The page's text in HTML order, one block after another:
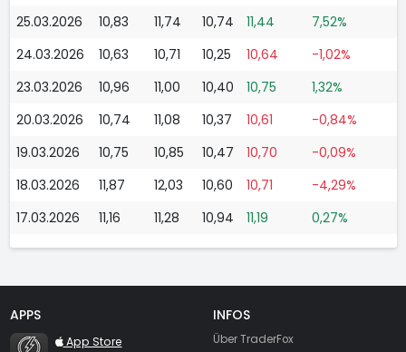
25.03.2026
10,83 11,74 10,74 11,44
7,52%
24.03.2026
10,63 10,71 10,25 10,64
-1,02%
23.03.2026
10,96 11,00 10,40 10,75
1,32%
20.03.2026
10,74 11,08 10,37 10,61
-0,84%
19.03.2026
10,75 10,85 10,47 10,70
-0,09%
18.03.2026
11,87 12,03 10,60 10,71
-4,29%
17.03.2026
11,16 11,28 10,94 11,19 0,27%
APPS
TraderFox Flash
App Store
INFOS
Über TraderFox